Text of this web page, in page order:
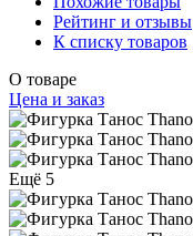
Рейтинг и отзывы
К списку товаров
О товаре
Цена и заказ
Ещё 5